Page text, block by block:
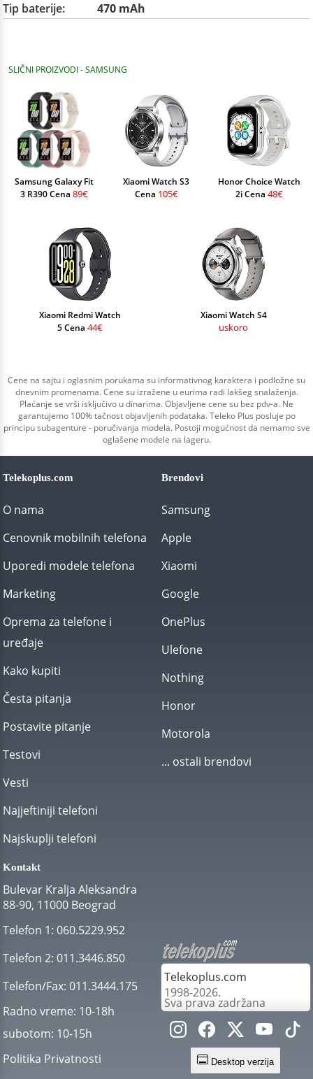
Tip baterije:
470 mAh
SLIČNI PROIZVODI - SAMSUNG
Samsung Galaxy Fit
3 R390 Cena 89€
Xiaomi Watch S3
Cena 105€
Honor Choice Watch
2i Cena 48€
Xiaomi Redmi Watch
5 Cena 44€
Xiaomi Watch S4
uskoro
Cene na sajtu i oglasnim porukama su informativnog karaktera i podložne su
dnevnim promenama. Cene su izražene u eurima radi lakšeg snalaženja.
Plaćanje se vrši isključivo u dinarima. Objavljene cene su bez pdv-a. Ne
garantujemo 100% tačnost objavljenih podataka. Teleko Plus posluje po
principu subagenture - poručivanja modela. Postoji mogućnost da nemamo sve
oglašene modele na lageru.
Telekoplus.com
O nama
Cenovnik mobilnih telefona
Uporedi modele telefona
Marketing
Oprema za telefone i
uređaje
Kako kupiti
Česta pitanja
Postavite pitanje
Testovi
Vesti
Najjeftiniji telefoni
Najskuplji telefoni
Brendovi
Samsung
Apple
Xiaomi
Google
OnePlus
Ulefone
Nothing
Honor
Motorola
... ostali brendovi
Kontakt
Bulevar Kralja Aleksandra
88-90, 11000 Beograd
Telefon 1: 060.5229.952
Telefon 2: 011.3446.850
Telefon/Fax: 011.3444.175
Radno vreme: 10-18h
subotom: 10-15h
Politika Privatnosti
Telekoplus.com
1998-2026.
Sva prava zadržana
Desktop verzija